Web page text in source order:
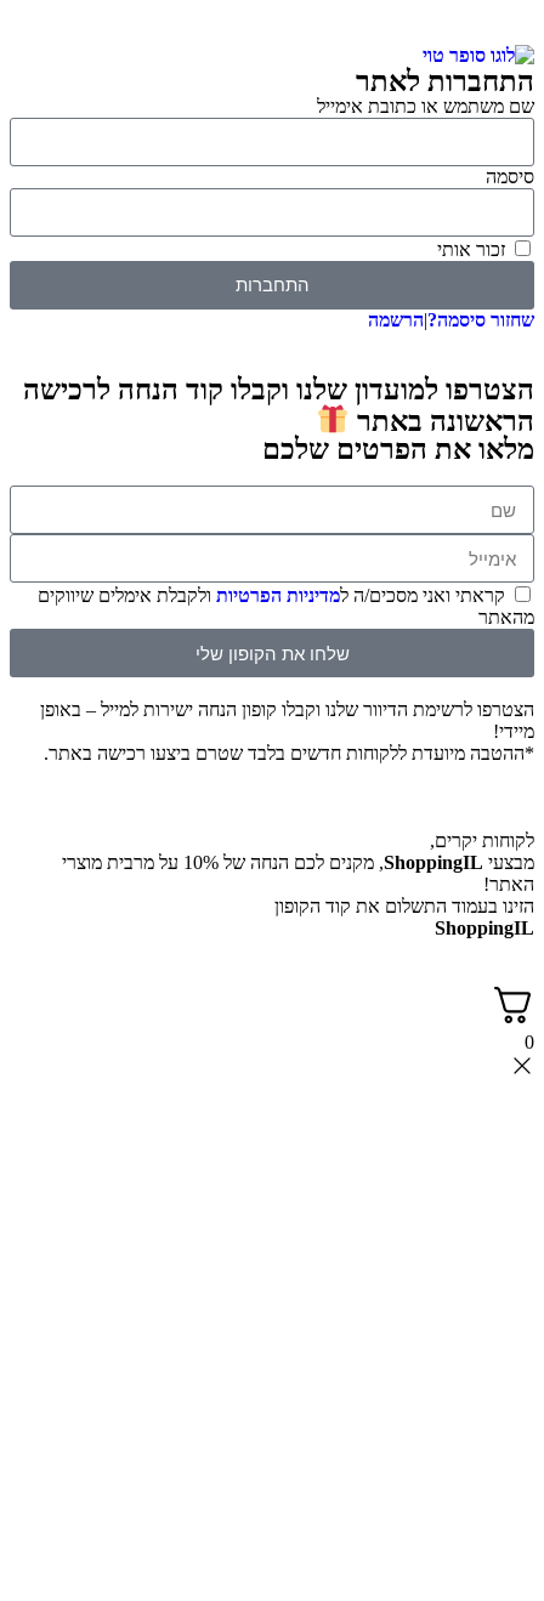
התחברות לאתר
שם משתמש או כתובת אימייל
סיסמה
זכור אותי
התחברות
שחזור סיסמה?|הרשמה
הצטרפו למועדון שלנו וקבלו קוד הנחה לרכישה
הראשונה באתר
מלאו את הפרטים שלכם
קראתי ואני מסכים/ה למדיניות הפרטיות ולקבלת אימלים שיווקים
מהאתר
שלחו את הקופון שלי
הצטרפו לרשימת הדיוור שלנו וקבלו קופון הנחה ישירות למייל – באופן
מיידי!
*ההטבה מיועדת ללקוחות חדשים בלבד שטרם ביצעו רכישה באתר.
לקוחות יקרים,
מבצעי ShoppingIL
, מקנים לכם הנחה של 10% על מרבית מוצרי
האתר!
הזינו בעמוד התשלום את קוד הקופון
ShoppingIL
0